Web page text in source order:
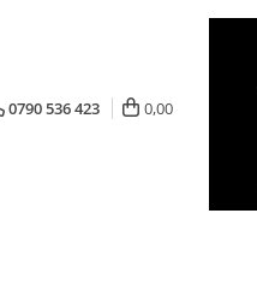
0790 536 423 0,00